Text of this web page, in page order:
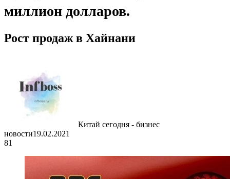
миллион долларов.
Рост продаж в Хайнани
Китай сегодня - бизнес
новости19.02.2021
81